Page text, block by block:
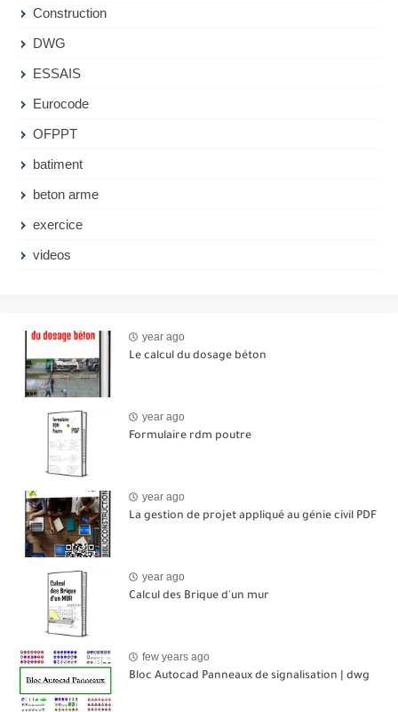
Construction
DWG
ESSAIS
Eurocode
OFPPT
batiment
beton arme
exercice
videos
year ago
Le calcul du dosage béton
year ago
Formulaire rdm poutre
year ago
La gestion de projet appliqué au génie civil PDF
year ago
Calcul des Brique d'un mur
few years ago
Bloc Autocad Panneaux de signalisation | dwg